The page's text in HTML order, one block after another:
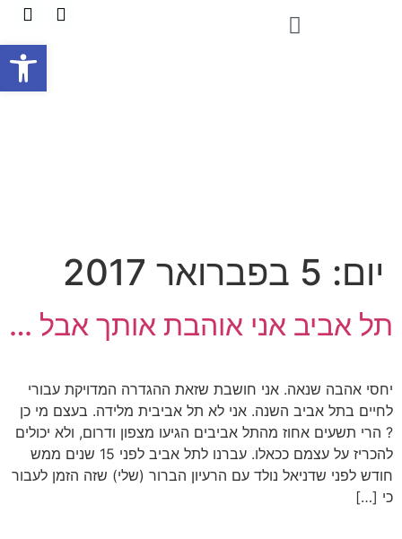
יום: 5 בפברואר 2017
תל אביב אני אוהבת אותך אבל …
יחסי אהבה שנאה. אני חושבת שזאת ההגדרה המדויקת עבורי
לחיים בתל אביב השנה. אני לא תל אביבית מלידה. בעצם מי כן
? הרי תשעים אחוז מהתל אביבים הגיעו מצפון ודרום, ולא יכולים
להכריז על עצמם ככאלו. עברנו לתל אביב לפני 15 שנים ממש
חודש לפני שדניאל נולד עם הרעיון הברור (שלי) שזה הזמן לעבור
כי […]